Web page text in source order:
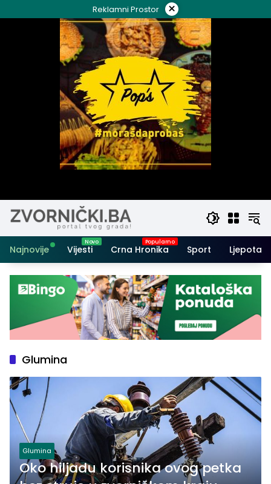
to
Reklamni Prostor ×
Najnovije Vijesti Crna Hronika Sport Ljepota i
Glumina
Glumina
Oko hiljadu korisnika ovog petka